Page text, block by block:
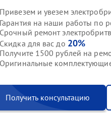
Привезем и увезем
Гарантия на наши работы по
Срочный ремонт
Скидка для вас до 20%
Получите 1500 рублей на
Оригинальные
Получить консультацию